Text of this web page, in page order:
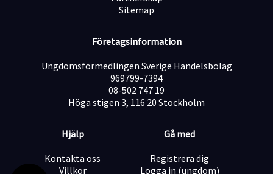
Tydlig karriärtrappa: Vi letar efter framtida säljchefer
dörrarna snabbt för större roller inom bolaget.
Ersättning – Du styr din egen lön
Vi tror på att belöna goda prestationer. Tjänsten är 100
% prestationsbaserad (provision + bonussystem) helt
fakturera via eget bolag.
Lön vid budget (4 bokade möten/dag): ca 31 000 kr /
månad.
Lön för toppresterare (6+ bokade möten/dag): 46 000+
Sitemap
Företagsinformation
Ungdomsförmedlingen Sverige Handelsbolag
969799-7394
08-502 747 19
Höga stigen 3, 116 20 Stockholm
Hjälp
Kontakta oss
Villkor
Gå med
Registrera dig
Logga in (ungdom)